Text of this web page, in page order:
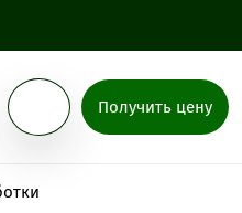
Получить цену